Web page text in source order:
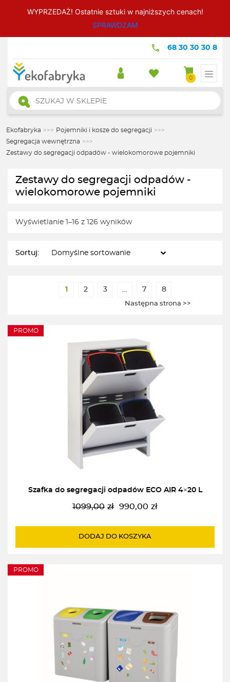
WYPRZEDAŻ! Ostatnie sztuki w najniższych cenach!
SPRAWDZAM
68 30 30 30 8
0
Wyszukiwarka
produktów
Ekofabryka >>> Pojemniki i kosze do segregacji >>>
Segregacja wewnętrzna >>>
Zestawy do segregacji odpadów - wielokomorowe pojemniki
Zestawy do segregacji odpadów -
wielokomorowe pojemniki
Wyświetlanie 1–16 z 126 wyników
Sortuj:
1 2 3 … 7 8
Następna strona >>
PROMO
Szafka do segregacji odpadów ECO AIR 4×20 L
1099,00 zł
Pierwotna
wynosiła:
990,00 zł
Aktualna
wynosi:
DODAJ DO KOSZYKA
PROMO